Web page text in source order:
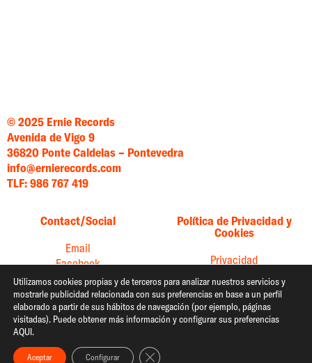
© 2025 Ernie Records
Avenida de Vigo 9
36820 Ponte Caldelas – Pontevedra
info@ernierecords.com
TLF: 986 767 419
Contact/Social
Email
Facebook
Instagram
Twitter
YouTube
Política de Privacidad y
Cookies
Privacidad
Cookies
Utilizamos cookies propias y de terceros para analizar nuestros servicios y
mostrarle publicidad relacionada con sus preferencias en base a un perfil
elaborado a partir de sus hábitos de navegación (por ejemplo, páginas
visitadas). Puede obtener más información y configurar sus preferencias
AQUI.
Aceptar Configurar Cerrar el banner de cookies RGPD